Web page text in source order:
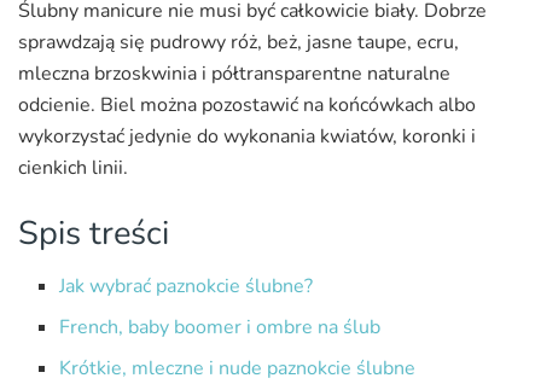
Ślubny manicure nie musi być całkowicie biały. Dobrze
sprawdzają się pudrowy róż, beż, jasne taupe, ecru,
mleczna brzoskwinia i półtransparentne naturalne
odcienie. Biel można pozostawić na końcówkach albo
wykorzystać jedynie do wykonania kwiatów, koronki i
cienkich linii.
Spis treści
Jak wybrać paznokcie ślubne?
French, baby boomer i ombre na ślub
Krótkie, mleczne i nude paznokcie ślubne